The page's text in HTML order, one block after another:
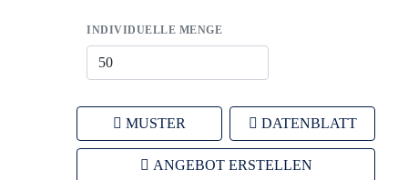
INDIVIDUELLE MENGE
MUSTER DATENBLATT
ANGEBOT ERSTELLEN